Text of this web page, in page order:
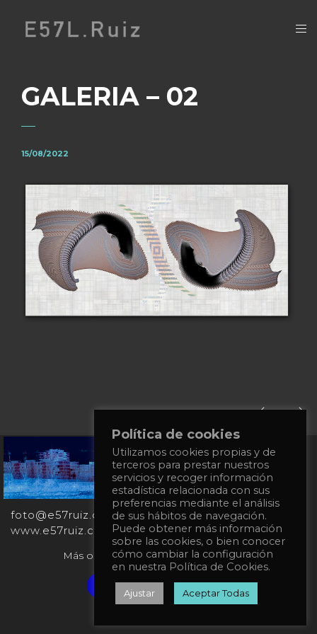
GALERIA – 02
15/08/2022
+34
651
862
863
foto@e57ruiz.com
www.e57ruiz.com
Más obras en la galería virtual Singulart:
Verified artist on Singulart
Política de cookies
Utilizamos cookies propias y de
terceros para prestar nuestros
servicios y recoger información
estadística relacionada con sus
preferencias mediante el análisis
de sus hábitos de navegación.
Puede obtener más información
sobre las cookies, o bien conocer
cómo cambiar la configuración
en nuestra Política de Cookies.
Ajustar Aceptar Todas